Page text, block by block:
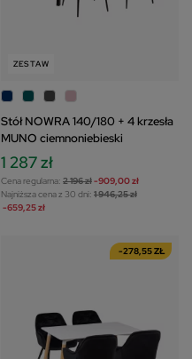
ZESTAW
ZESTAW
Stół NOWRA 140/180 + 4 krzesła
MUNO ciemnoniebieski
1 287 zł
Cena regularna: 2 196 zł-909,00 zł
Najniższa cena z 30 dni: 1 946,25 zł
-659,25 zł
-278,55 ZŁ